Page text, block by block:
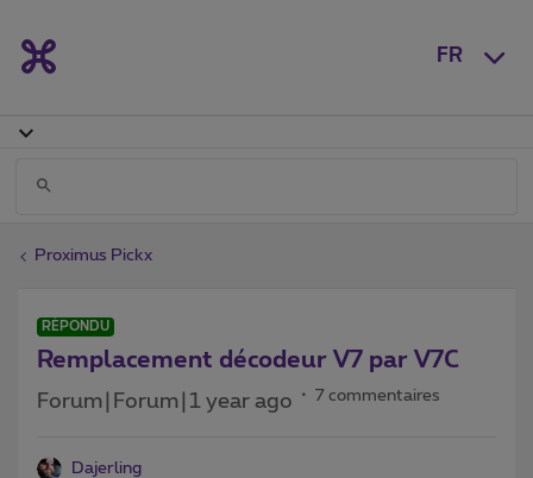
FR
Proximus Pickx
RÉPONDU
Remplacement décodeur V7 par V7C
Forum|Forum|1 year ago 7 commentaires
Dajerling